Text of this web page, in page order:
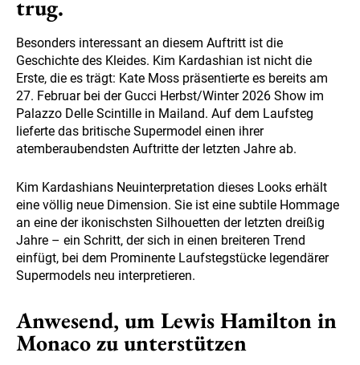
trug.
Besonders interessant an diesem Auftritt ist die
Geschichte des Kleides. Kim Kardashian ist nicht die
Erste, die es trägt: Kate Moss präsentierte es bereits am
27. Februar bei der Gucci Herbst/Winter 2026 Show im
Palazzo Delle Scintille in Mailand. Auf dem Laufsteg
lieferte das britische Supermodel einen ihrer
atemberaubendsten Auftritte der letzten Jahre ab.
Kim Kardashians Neuinterpretation dieses Looks erhält
eine völlig neue Dimension. Sie ist eine subtile Hommage
an eine der ikonischsten Silhouetten der letzten dreißig
Jahre – ein Schritt, der sich in einen breiteren Trend
einfügt, bei dem Prominente Laufstegstücke legendärer
Supermodels neu interpretieren.
Anwesend, um Lewis Hamilton in
Monaco zu unterstützen